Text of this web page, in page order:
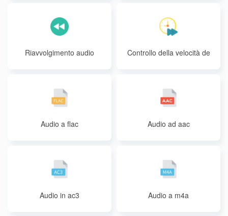
Riavvolgimento audio
Controllo della velocità de
Audio a flac Audio ad aac
Audio in ac3 Audio a m4a